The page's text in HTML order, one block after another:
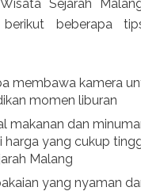
Sejarah
berikut beberapa
membawa kamera
momen liburan
makanan dan
harga yang cukup
Malang
yang nyaman